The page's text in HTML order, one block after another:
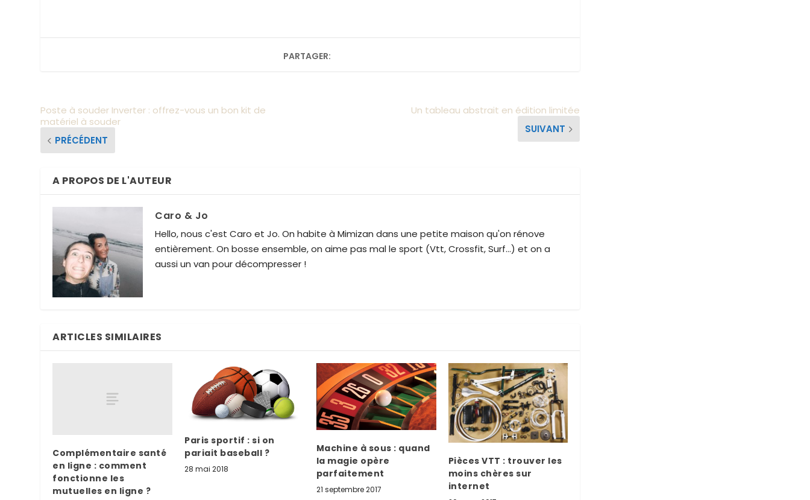
PARTAGER:
Poste à souder Inverter : offrez-vous un bon kit de
matériel à souder
PRÉCÉDENT
Un tableau abstrait en édition limitée
SUIVANT
A PROPOS DE L'AUTEUR
Caro & Jo
Hello, nous c'est Caro et Jo. On habite à Mimizan dans une petite maison qu'on rénove
entièrement. On bosse ensemble, on aime pas mal le sport (Vtt, Crossfit, Surf...) et on a
aussi un van pour décompresser !
ARTICLES SIMILAIRES
Complémentaire santé
en ligne : comment
fonctionne les
mutuelles en ligne ?
Paris sportif : si on
pariait baseball ?
28 mai 2018
Machine à sous : quand
la magie opère
parfaitement
21 septembre 2017
Pièces VTT : trouver les
moins chères sur
internet